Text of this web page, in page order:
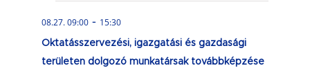
08.27. 09:00 - 15:30
Oktatásszervezési, igazgatási és gazdasági
területen dolgozó munkatársak továbbképzése